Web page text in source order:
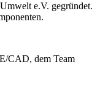
e.V. gegründet.
CAD, dem Team